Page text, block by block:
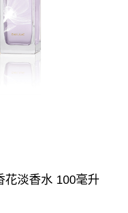
花淡香水 100毫升